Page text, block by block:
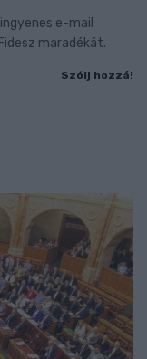
e-mail
maradékát.
Szólj hozzá!